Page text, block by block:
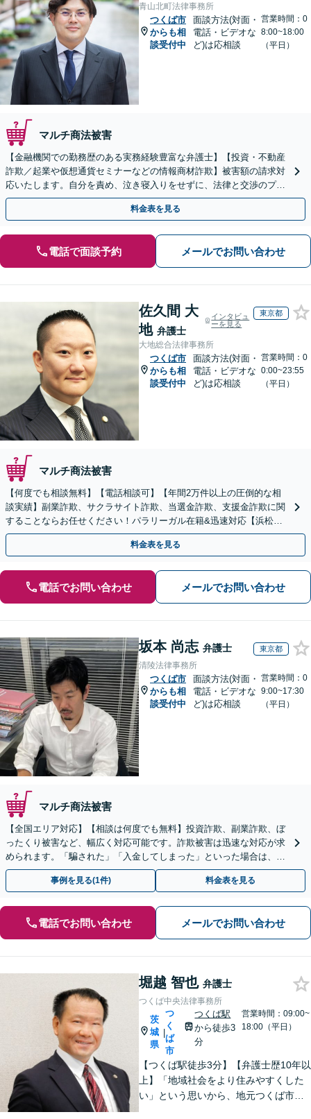
青山北町法律事務所
つくば市
からも相
談受付中
面談方法(対面・
電話・ビデオな
ど)は応相談
営業時間：0
8:00~18:00
（平日）
マルチ商法被害
【金融機関での勤務歴のある実務経験豊富な弁護士】【投資・不動産
詐欺／起業や仮想通貨セミナーなどの情報商材詐欺】被害額の請求対
応いたします。自分を責め、泣き寝入りをせずに、法律と交渉のプロ
にまずはご相談ください。【表参道駅から徒歩3分】
料金表を見る
電話で面談予約 メールでお問い合わせ
佐久間 大
地 弁護士
インタビュ
ーを見る
東京都
大地総合法律事務所
つくば市
からも相
談受付中
面談方法(対面・
電話・ビデオな
ど)は応相談
営業時間：0
0:00~23:55
（平日）
マルチ商法被害
【何度でも相談無料】【電話相談可】【年間2万件以上の圧倒的な相
談実績】副業詐欺、サクラサイト詐欺、当選金詐欺、支援金詐欺に関
することならお任せください！パラリーガル在籍&迅速対応【浜松町
駅1分】※結婚詐欺・ロマンス詐欺に関するご相談はお断り
料金表を見る
電話でお問い合わせ メールでお問い合わせ
坂本 尚志 弁護士 東京都
清陵法律事務所
つくば市
からも相
談受付中
面談方法(対面・
電話・ビデオな
ど)は応相談
営業時間：0
9:00~17:30
（平日）
マルチ商法被害
【全国エリア対応】【相談は何度でも無料】投資詐欺、副業詐欺、ぼ
ったくり被害など、幅広く対応可能です。詐欺被害は迅速な対応が求
められます。「騙された」「入金してしまった」といった場合は、お
早めにご相談ください。【電話・メール・WEB相談可】
事例を見る(1件) 料金表を見る
電話でお問い合わせ メールでお問い合わせ
堀越 智也 弁護士
つくば中央法律事務所
茨
城
県
|
つ
く
ば
市
つくば駅
から徒歩3
分
営業時間：09:00~
18:00（平日）
【つくば駅徒歩3分】【弁護士歴10年以
上】「地域社会をより住みやすくした
い」という思いから、地元つくば市で